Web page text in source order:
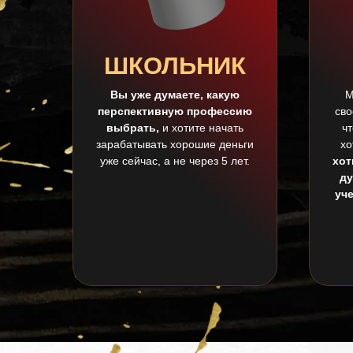
ШКОЛЬНИК
Вы уже думаете, какую
перспективную профессию
выбрать, и хотите начать
зарабатывать хорошие деньги
уже сейчас, а не через 5 лет.